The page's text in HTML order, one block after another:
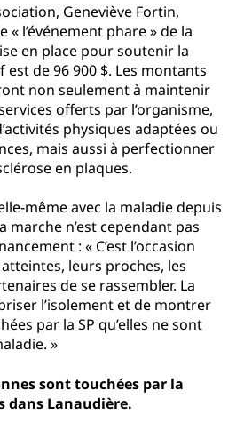
Geneviève Fortin,
« l’événement phare » de la
en place pour soutenir la
est de 96 900 $. Les montants
non seulement à maintenir
offerts par l’organisme,
physiques adaptées ou
mais aussi à perfectionner
en plaques.
même avec la maladie depuis
marche n’est cependant pas
: « C’est l’occasion
leurs proches, les
de se rassembler. La
l’isolement et de montrer
par la SP qu’elles ne sont
»
sont touchées par la
dans Lanaudière.